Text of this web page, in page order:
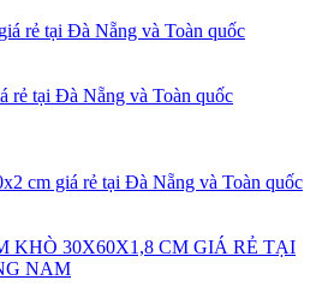
rẻ tại Đà Nẵng và Toàn quốc
rẻ tại Đà Nẵng và Toàn quốc
cm giá rẻ tại Đà Nẵng và Toàn quốc
KHÒ 30X60X1,8 CM GIÁ RẺ TẠI
NAM